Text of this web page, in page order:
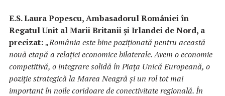
E.S. Laura Popescu, Ambasadorul României în
Regatul Unit al Marii Britanii și Irlandei de Nord, a
precizat:„România este bine poziționată pentru această
nouă etapă a relației economice bilaterale. Avem o economie
competitivă, o integrare solidă în Piața Unică Europeană, o
poziție strategică la Marea Neagră și un rol tot mai
important în noile coridoare de conectivitate regională. În